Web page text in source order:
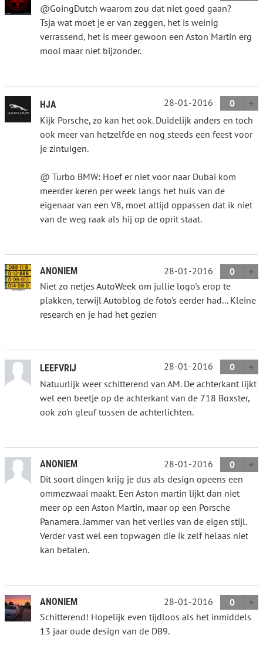
@GoingDutch waarom zou dat niet goed gaan?
Tsja wat moet je er van zeggen, het is weinig
verrassend, het is meer gewoon een Aston Martin erg
mooi maar niet bijzonder.
HJA 28-01-2016
0
Kijk Porsche, zo kan het ook. Duidelijk anders en toch
ook meer van hetzelfde en nog steeds een feest voor
je zintuigen.
@ Turbo BMW: Hoef er niet voor naar Dubai kom
meerder keren per week langs het huis van de
eigenaar van een V8, moet altijd oppassen dat ik niet
van de weg raak als hij op de oprit staat.
ANONIEM 28-01-2016
0
Niet zo netjes AutoWeek om jullie logo's erop te
plakken, terwijl Autoblog de foto's eerder had... Kleine
research en je had het gezien
LEEFVRIJ 28-01-2016
0
Natuurlijk weer schitterend van AM. De achterkant lijkt
wel een beetje op de achterkant van de 718 Boxster,
ook zo'n gleuf tussen de achterlichten.
ANONIEM 28-01-2016
0
Dit soort dingen krijg je dus als design opeens een
ommezwaai maakt. Een Aston martin lijkt dan niet
meer op een Aston Martin, maar op een Porsche
Panamera. Jammer van het verlies van de eigen stijl.
Verder vast wel een topwagen die ik zelf helaas niet
kan betalen.
ANONIEM 28-01-2016
0
Schitterend! Hopelijk even tijdloos als het inmiddels
13 jaar oude design van de DB9.